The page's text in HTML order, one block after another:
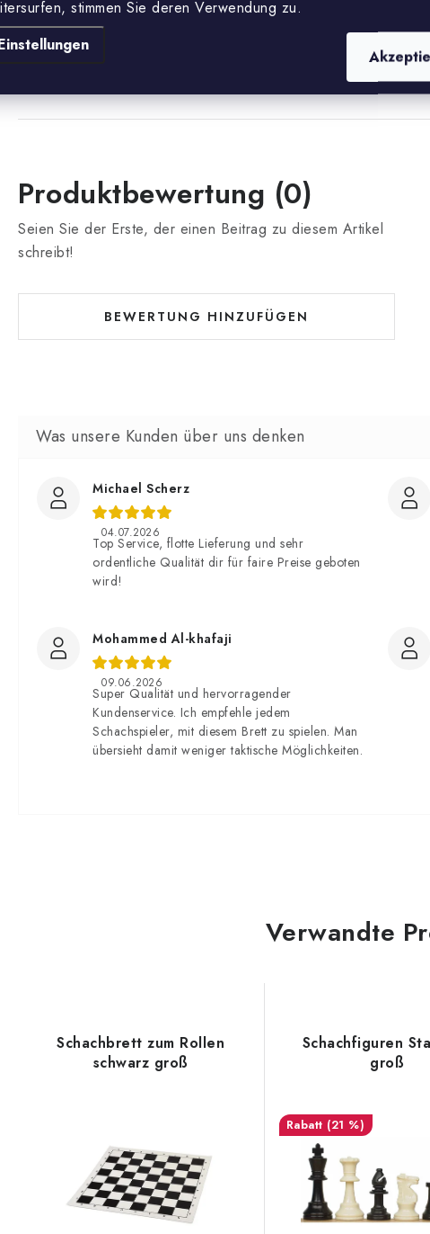
stimmen Sie deren Verwendung zu.
DVD-Laufwerk für Downloads
erforderlich.
Produktbewertung (0)
Seien Sie der Erste, der einen Beitrag zu diesem Artikel
schreibt!
BEWERTUNG HINZUFÜGEN
Michael Scherz
04.07.2026
Top Service, flotte Lieferung und sehr
ordentliche Qualität dir für faire Preise geboten
wird!
Mohammed Al-khafaji
09.06.2026
Super Qualität und hervorragender
Kundenservice. Ich empfehle jedem
Schachspieler, mit diesem Brett zu spielen. Man
übersieht damit weniger taktische Möglichkeiten.
Verwandte
Schachbrett zum Rollen
schwarz groß
Schachfiguren
groß
(21 %)